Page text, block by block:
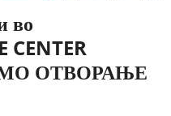
во
ОТВОРАЊЕ